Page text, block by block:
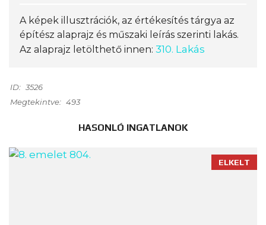
A képek illusztrációk, az értékesítés tárgya az
építész alaprajz és műszaki leírás szerinti lakás.
Az alaprajz letölthető innen: 310. Lakás
ID: 3526
Megtekintve: 493
HASONLÓ INGATLANOK
ELKELT